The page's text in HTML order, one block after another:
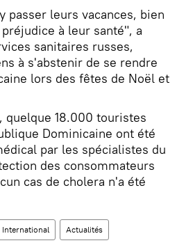
passer leurs vacances, bien
à leur santé", a
sanitaires russes,
à s'abstenir de se rendre
lors des fêtes de Noël et
quelque 18.000 touristes
Dominicaine ont été
par les spécialistes du
des consommateurs
cas de cholera n'a été
International Actualités